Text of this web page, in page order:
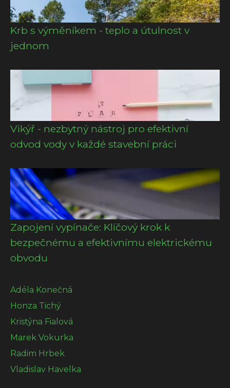
Krb s výměníkem - teplo a útulnost v
jednom
Vikýř - nezbytný nástroj pro efektivní
odvod vody v každé stavební práci
Zapojení vypínače: Klíčový krok k
bezpečnému a efektivnímu elektrickému
obvodu
Adéla Konečná
Honza Tichý
Kristýna Fialová
Marek Vokurka
Radim Hrbek
Vladislav Havelka